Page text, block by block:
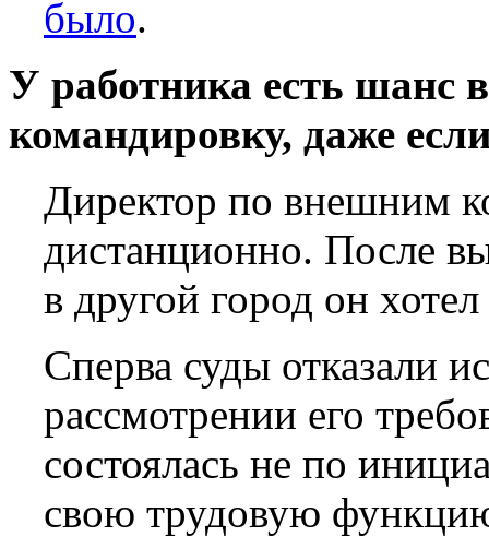
было.
У работника есть шанс
командировку, даже
Директор по внешним
дистанционно. После
в другой город он
Сперва суды отказали
рассмотрении его
состоялась не по
свою трудовую